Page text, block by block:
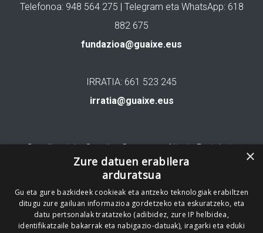
Telefonoa: 948 564 275 | Telegram eta WhatsApp: 618
882 675
fundazioa@guaixe.eus
IRRATIA: 661 523 245
irratia@guaixe.eus
Gure lizentzia: Creative Commons Aitortu Partekatu
Codesyntaxek garatua
×
Zure datuen erabilera
arduratsua
Gu eta gure bazkideek cookieak eta antzeko teknologiak erabiltzen
ditugu zure gailuan informazioa gordetzeko eta eskuratzeko, eta
datu pertsonalak tratatzeko (adibidez, zure IP helbidea,
identifikatzaile bakarrak eta nabigazio-datuak), iragarki eta eduki